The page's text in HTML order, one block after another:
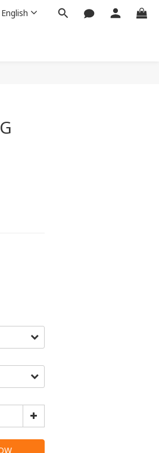
English